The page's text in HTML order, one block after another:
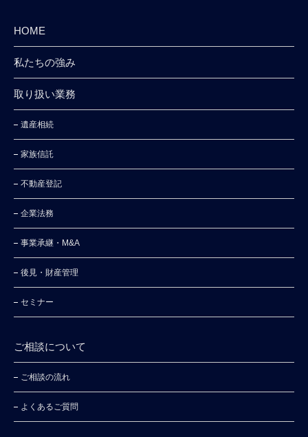
HOME
私たちの強み
取り扱い業務
遺産相続
家族信託
不動産登記
企業法務
事業承継・M&A
後見・財産管理
セミナー
ご相談について
ご相談の流れ
よくあるご質問